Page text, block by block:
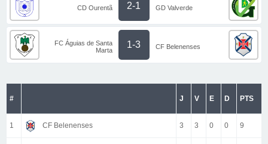
CD Ourentã 2-1 GD Valverde
FC Águias de Santa
Marta
1-3 CF Belenenses
# J V E D PTS
1 CF Belenenses 3 3 0 0 9